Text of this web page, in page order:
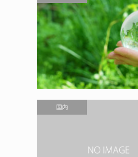
国内